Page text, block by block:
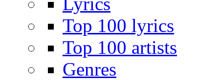
Top 100 lyrics
Top 100 artists
Genres